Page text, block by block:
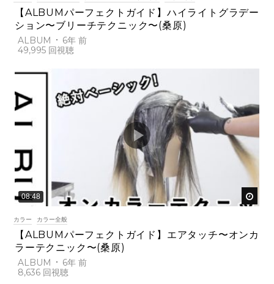
【ALBUMパーフェクトガイド】ハイライトグラデー
ション〜ブリーチテクニック〜(桑原)
ALBUM
6年 前
49,995
08:48
カラー カラー全般
【ALBUMパーフェクトガイド】エアタッチ〜オンカ
ラーテクニック〜(桑原)
ALBUM
6年 前
8,636